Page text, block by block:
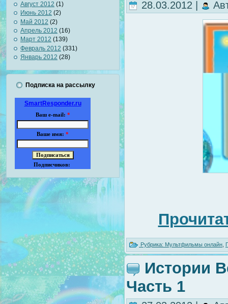
Август 2012 (1)
Июнь 2012 (2)
Май 2012 (2)
Апрель 2012 (16)
Март 2012 (139)
Февраль 2012 (331)
Январь 2012 (28)
Подписка на рассылку
SmartResponder.ru
Ваш e-mail: *
Ваше имя: *
Подписчиков:
28.03.2012 |
Рубрика: Мультфильмы онлайн
Истории
Часть 1